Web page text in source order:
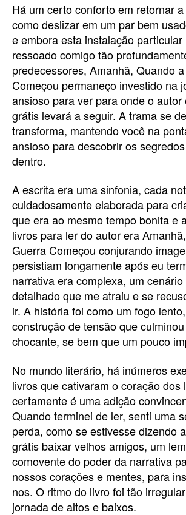
Há um certo conforto em retornar
como deslizar em um par bem
e embora esta instalação
ressoado comigo tão
predecessores, Amanhã, Quando
Começou permaneço investido na
ansioso para ver para onde o autor
grátis levará a seguir. A trama se
transforma, mantendo você na
ansioso para descobrir os
dentro.
A escrita era uma sinfonia, cada
cuidadosamente elaborada para
que era ao mesmo tempo bonita e
livros para ler do autor era
Guerra Começou conjurando
persistiam longamente após eu
narrativa era complexa, um
detalhado que me atraiu e se
ir. A história foi como um fogo
construção de tensão que
chocante, se bem que um pouco
No mundo literário, há inúmeros
livros que cativaram o coração dos
certamente é uma adição
Quando terminei de ler, senti uma
perda, como se estivesse dizendo
grátis baixar velhos amigos, um
comovente do poder da narrativa
nossos corações e mentes, para
nos. O ritmo do livro foi tão
jornada de altos e baixos.